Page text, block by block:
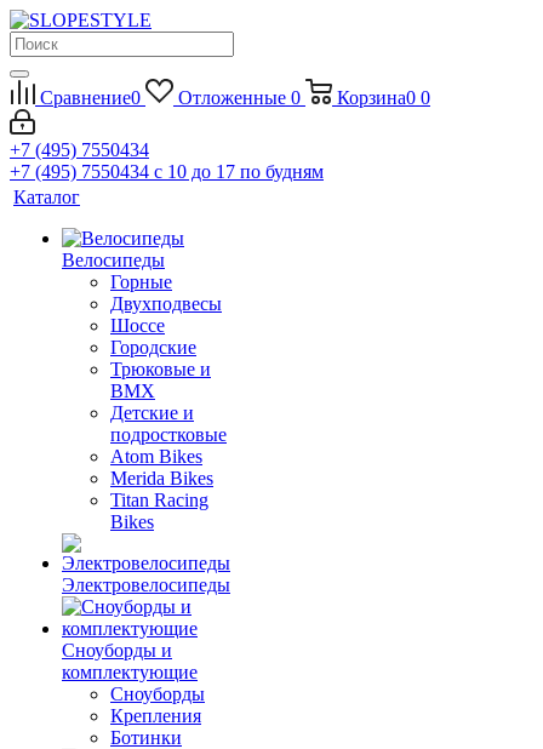
Сравнение0 Отложенные 0 Корзина0 0
+7 (495) 7550434
+7 (495) 7550434 с 10 до 17 по будням
Каталог
Велосипеды
Горные
Двухподвесы
Шоссе
Городские
Трюковые и
BMX
Детские и
подростковые
Atom Bikes
Merida Bikes
Titan Racing
Bikes
Электровелосипеды
Cноуборды и
комплектующие
Сноуборды
Крепления
Ботинки